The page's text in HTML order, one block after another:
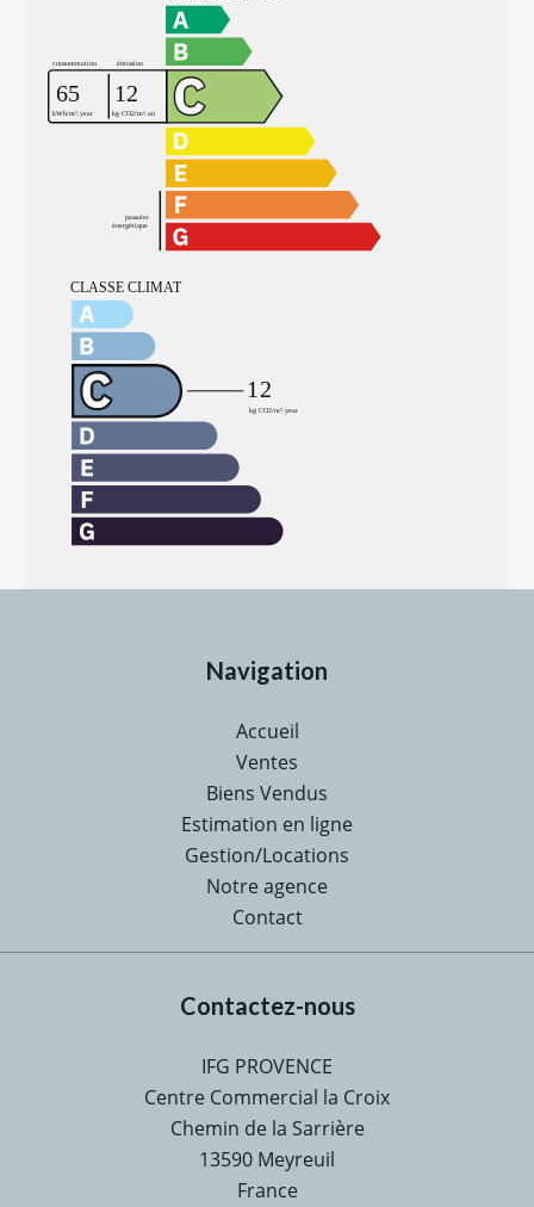
Navigation
Accueil
Ventes
Biens Vendus
Estimation en ligne
Gestion/Locations
Notre agence
Contact
Contactez-nous
IFG PROVENCE
Centre Commercial la Croix
Chemin de la Sarrière
13590 Meyreuil
France